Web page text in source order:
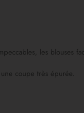
les blouses
coupe très épurée.